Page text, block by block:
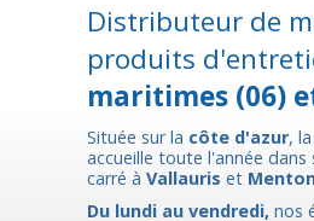
Distributeur de
produits
maritimes (06)
Située sur la côte d'azur,
accueille toute l'année
carré à Vallauris et
Du lundi au vendredi, nos